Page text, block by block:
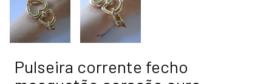
Pulseira corrente fecho